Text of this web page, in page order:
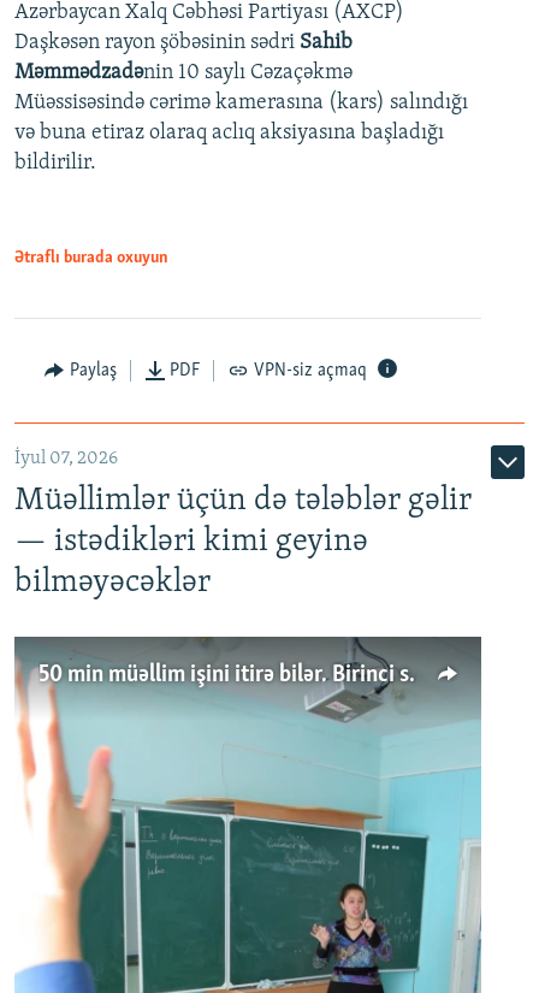
Auto 240p 360p
720p 1080p
360p
720p
1080p
Azərbaycan Xalq Cəbhəsi Partiyası (AXCP)
Daşkəsən rayon şöbəsinin sədri Sahib
Məmmədzadənin 10 saylı Cəzaçəkmə
Müəssisəsində cərimə kamerasına (kars) salındığı
və buna etiraz olaraq aclıq aksiyasına başladığı
bildirilir.
Ətraflı burada oxuyun
Paylaş PDF VPN-siz açmaq
İyul 07, 2026
Müəllimlər üçün də tələblər gəlir
— istədikləri kimi geyinə
bilməyəcəklər
50 min müəllim işini itirə bilər. Birinci sinfə gedənlər azalır